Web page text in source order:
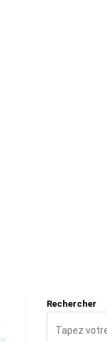
Rechercher